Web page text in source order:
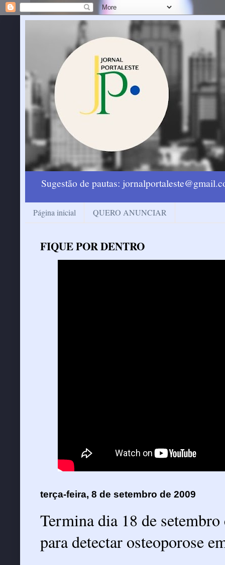
Sugestão de pautas:
Página inicial QUERO ANUNCIAR
FIQUE POR DENTRO
terça-feira, 8 de setembro de 2009
Termina dia 18 de
para detectar osteoporose